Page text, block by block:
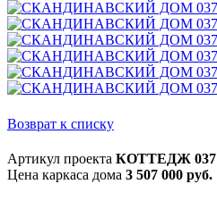
Возврат к списку
Артикул проекта КОТТЕДЖ 037
Цена каркаса дома 3 507 000 руб.